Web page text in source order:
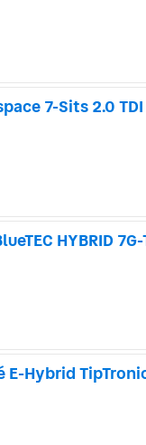
E-Hybrid